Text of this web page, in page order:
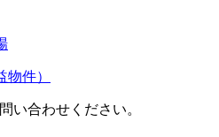
件）
い合わせください。